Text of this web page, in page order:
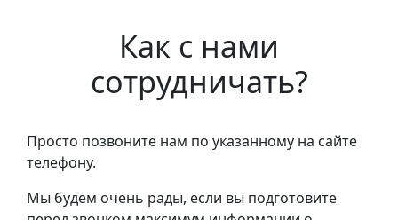
Как с нами
сотрудничать?
Просто позвоните нам по указанному на сайте
телефону.
Мы будем очень рады, если вы подготовите